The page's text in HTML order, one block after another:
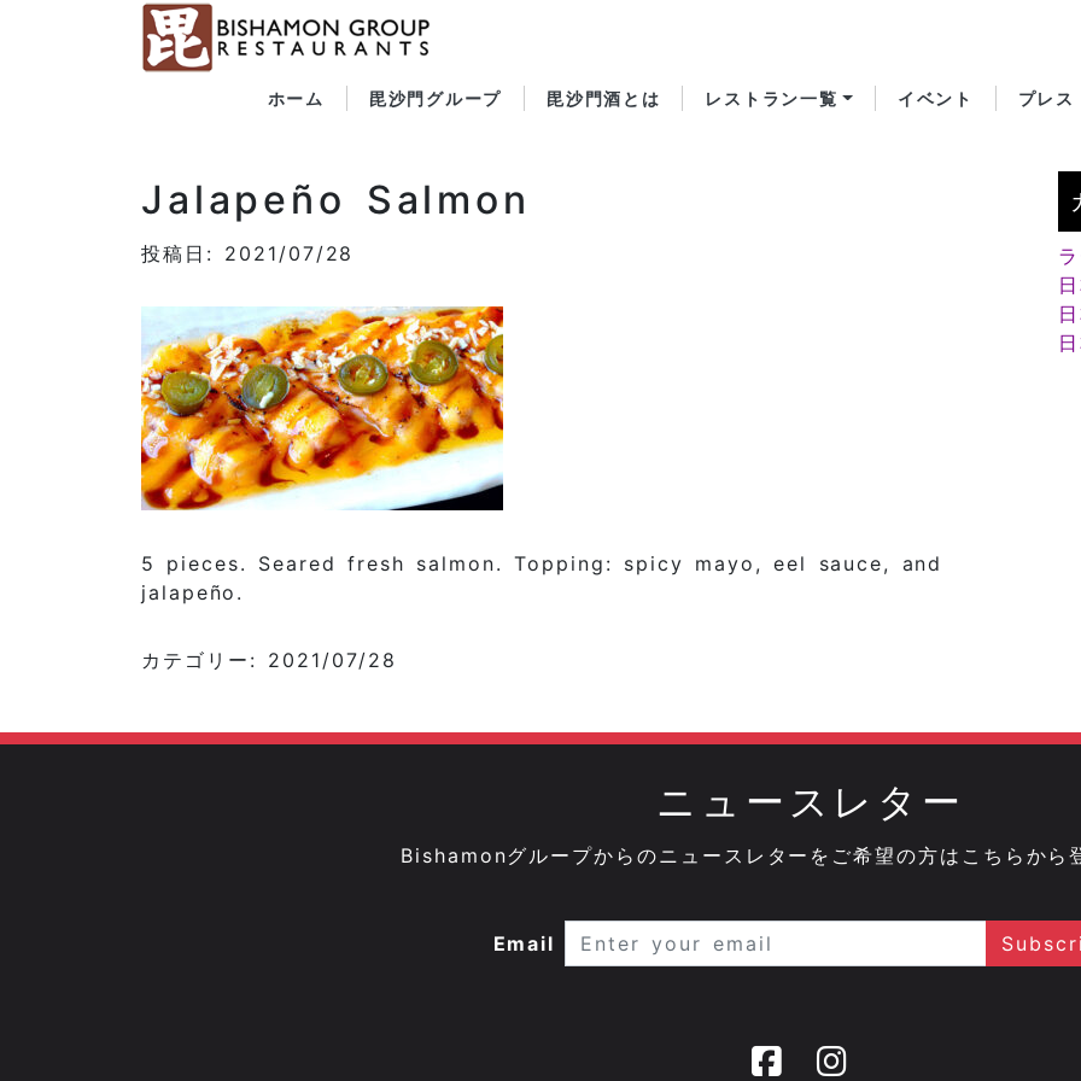
ホーム 毘沙門グループ 毘沙門酒とは レストラン一覧 イベント プレス
Jalapeño Salmon
投稿日: 2021/07/28
5 pieces. Seared fresh salmon. Topping: spicy mayo, eel sauce, and
jalapeño.
カテゴリー: 2021/07/28
ニュースレター
Bishamonグループからのニュースレターをご希望の方はこちらから
Email